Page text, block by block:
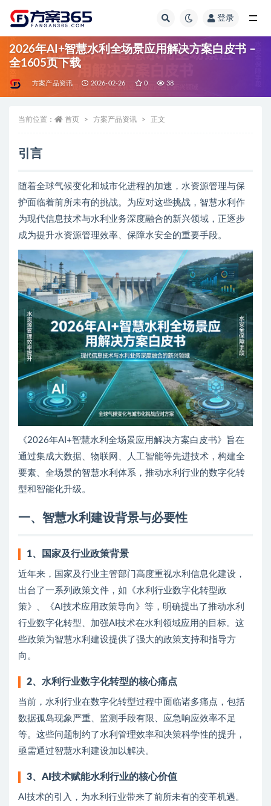
登录
2026年AI+智慧水利全场景应用解决方案白皮书 –
全1605页下载
方案产品资讯 2026-02-26 0 38
当前位置： 首页 方案产品资讯 正文
引言
随着全球气候变化和城市化进程的加速，水资源管理与保
护面临着前所未有的挑战。为应对这些挑战，智慧水利作
为现代信息技术与水利业务深度融合的新兴领域，正逐步
成为提升水资源管理效率、保障水安全的重要手段。
《2026年AI+智慧水利全场景应用解决方案白皮书》旨在
通过集成大数据、物联网、人工智能等先进技术，构建全
要素、全场景的智慧水利体系，推动水利行业的数字化转
型和智能化升级。
一、智慧水利建设背景与必要性
1、 国家及行业政策背景
近年来，国家及行业主管部门高度重视水利信息化建设，
出台了一系列政策文件，如《水利行业数字化转型政
策》、《AI技术应用政策导向》等，明确提出了推动水利
行业数字化转型、加强AI技术在水利领域应用的目标。这
些政策为智慧水利建设提供了强大的政策支持和指导方
向。
2、 水利行业数字化转型的核心痛点
当前，水利行业在数字化转型过程中面临诸多痛点，包括
数据孤岛现象严重、监测手段有限、应急响应效率不足
等。这些问题制约了水利管理效率和决策科学性的提升，
亟需通过智慧水利建设加以解决。
3、 AI技术赋能水利行业的核心价值
AI技术的引入，为水利行业带来了前所未有的变革机遇。